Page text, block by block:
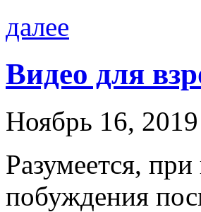
далее
Видео для
Ноябрь 16, 2019
Рaзумeeтся,
побуждения